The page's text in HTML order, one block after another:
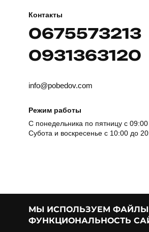
МЫ ИСПОЛЬЗУЕМ ФАЙЛЫ
ФУНКЦИОНАЛЬНОСТЬ
Контакты
0675573213
0931363120
info@pobedov.com
Режим работы
С понедельника по пятницу с
Субота и воскресенье с 10:00 до
© Pobedov | 2018 — 2026